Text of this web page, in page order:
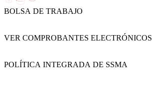
BOLSA DE TRABAJO
VER COMPROBANTES ELECTRÓNICOS
POLÍTICA INTEGRADA DE SSMA